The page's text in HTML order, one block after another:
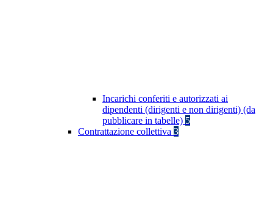
Incarichi conferiti e autorizzati ai
dipendenti (dirigenti e non dirigenti) (da
pubblicare in tabelle) 5
Contrattazione collettiva 3